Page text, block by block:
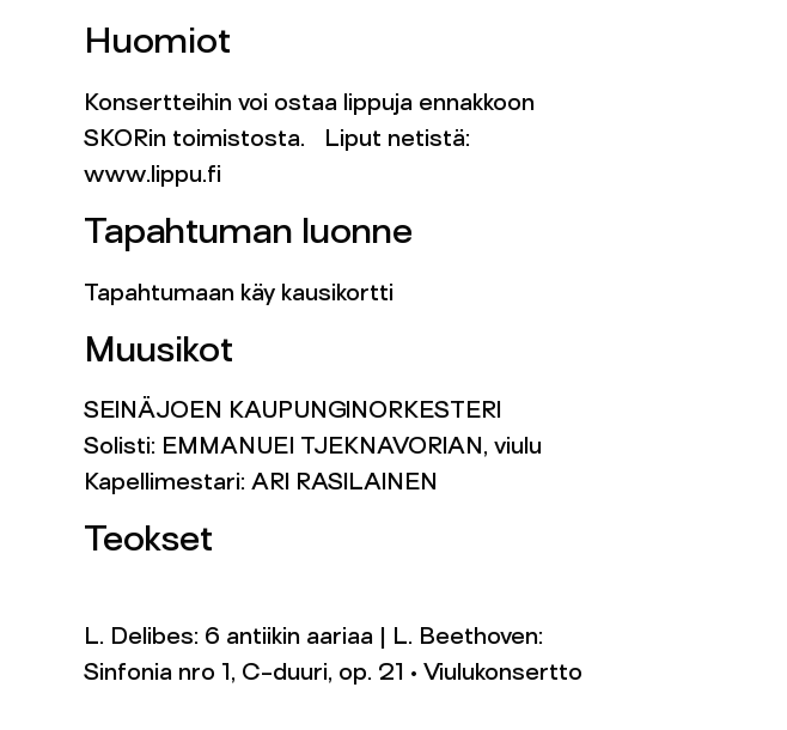
Huomiot
Konsertteihin voi ostaa lippuja ennakkoon
SKORin toimistosta. Liput netistä:
www.lippu.fi
Tapahtuman luonne
Tapahtumaan käy kausikortti
Muusikot
SEINÄJOEN KAUPUNGINORKESTERI
Solisti: EMMANUEl TJEKNAVORIAN, viulu
Kapellimestari: ARI RASILAINEN
Teokset
L. Delibes: 6 antiikin aariaa | L. Beethoven:
Sinfonia nro 1, C-duuri, op. 21 • Viulukonsertto